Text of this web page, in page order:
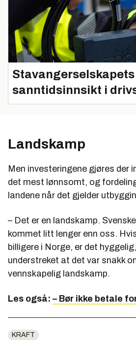
sanntidsinnsikt i
Landskamp
Men investeringene gjøres der
det mest lønnsomt, og
landene når det gjelder
– Det er en landskamp.
kommet litt lenger enn oss.
billigere i Norge, er det
understreket at det var snakk
vennskapelig landskamp.
Les også: – Bør ikke betale
KRAFT